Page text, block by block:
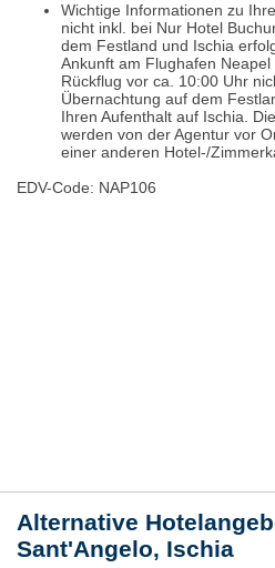
Wichtige Informationen zu
nicht inkl. bei Nur Hotel
dem Festland und Ischia
Ankunft am Flughafen
Rückflug vor ca. 10:00 Uhr
Übernachtung auf dem
Ihren Aufenthalt auf Ischia.
werden von der Agentur vor
einer anderen Hotel-/
EDV-Code: NAP106
Alternative
Sant'Angelo, Ischia